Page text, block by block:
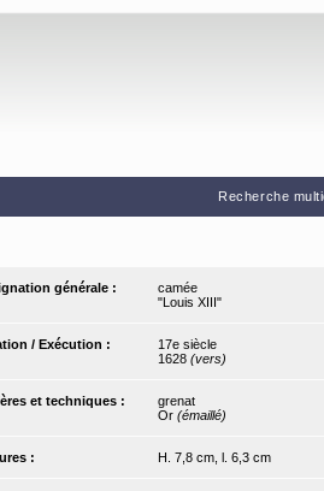
Recherche
générale :
camée
"Louis XIII"
/ Exécution :
17e siècle
1628 (vers)
et techniques :
grenat
Or (émaillé)
: H. 7,8 cm, l. 6,3 cm